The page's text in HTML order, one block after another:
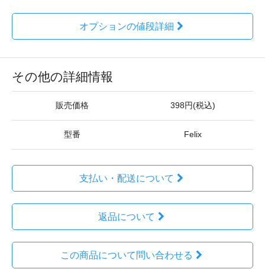
オプションの値段詳細
その他の詳細情報
販売価格 398円(税込)
型番 Felix
支払い・配送について
返品について
この商品について問い合わせる